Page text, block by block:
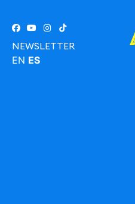
NEWSLETTER
EN ES